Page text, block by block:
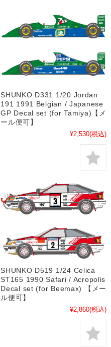
SHUNKO D331 1/20 Jordan
191 1991 Belgian / Japanese
GP Decal set (for Tamiya)【メ
ール便可】
¥2,530(税込)
SHUNKO D519 1/24 Celica
ST165 1990 Safari / Acropolis
Decal set (for Beemax) 【メー
ル便可】
¥2,860(税込)